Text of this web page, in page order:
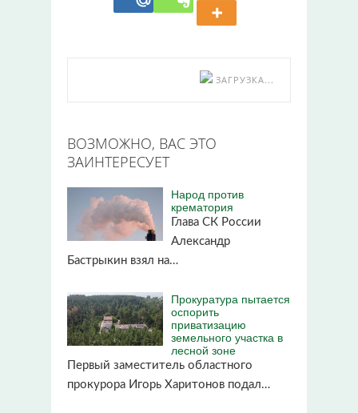
ЗАГРУЗКА...
ВОЗМОЖНО, ВАС ЭТО
ЗАИНТЕРЕСУЕТ
Народ против
крематория
Глава СК России
Александр
Бастрыкин взял на…
Прокуратура пытается
оспорить
приватизацию
земельного участка в
лесной зоне
Первый заместитель областного
прокурора Игорь Харитонов подал…